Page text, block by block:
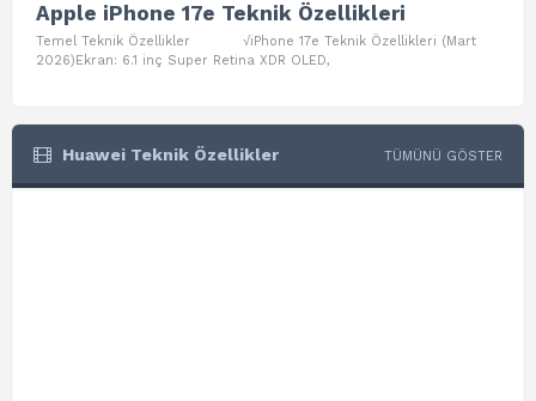
Apple iPhone 17e Teknik Özellikleri
Temel Teknik Özellikler √iPhone 17e Teknik Özellikleri (Mart
2026)Ekran: 6.1 inç Super Retina XDR OLED,
Huawei Teknik Özellikler TÜMÜNÜ GÖSTER